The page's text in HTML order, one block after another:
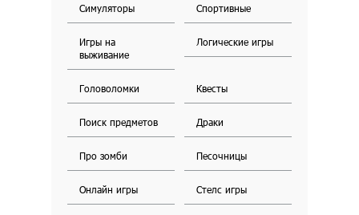
Симуляторы Спортивные
Игры на
выживание
Логические игры
Головоломки Квесты
Поиск предметов Драки
Про зомби Песочницы
Онлайн игры Стелс игры